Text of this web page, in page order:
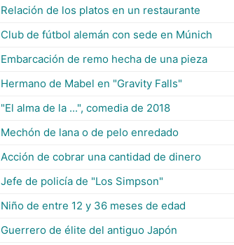
Relación de los platos en un restaurante
Club de fútbol alemán con sede en Múnich
Embarcación de remo hecha de una pieza
Hermano de Mabel en "Gravity Falls"
"El alma de la ...", comedia de 2018
Mechón de lana o de pelo enredado
Acción de cobrar una cantidad de dinero
Jefe de policía de "Los Simpson"
Niño de entre 12 y 36 meses de edad
Guerrero de élite del antiguo Japón